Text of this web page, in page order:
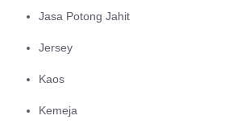
Jasa Potong Jahit
Jersey
Kaos
Kemeja